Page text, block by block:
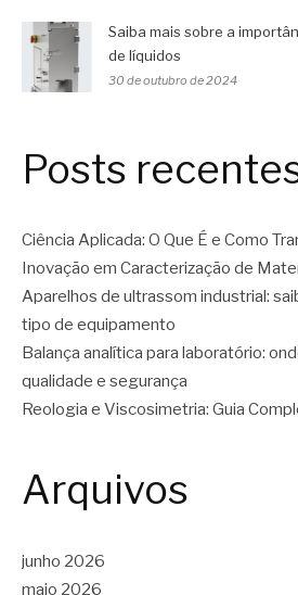
Saiba mais sobre a
de líquidos
30 de outubro de 2024
Posts
Ciência Aplicada: O Que É e Como
Inovação em Caracterização de
Aparelhos de ultrassom industrial:
tipo de equipamento
Balança analítica para laboratório:
qualidade e segurança
Reologia e Viscosimetria: Guia
Arquivos
junho 2026
maio 2026